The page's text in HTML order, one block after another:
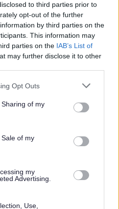
to third parties prior to
opt-out of the further
by third parties on the
This information may
parties on the IAB’s List of
may further disclose it to other
app uses one or more Google
behaviour. You may click to
and its third-party tags to
purposes in below Google
Opt Outs
of my
of my
my
Advertising.
Use,
fel gofalwr di-dâl a pha
i chi’ch hun.
ataliol, gwybodaeth,
i gyflawni’r canlyniadau
ofal a chymorth ar ofalwr di-dâl.
arnoch fel gofalwr di-dâl yn
lle mae’r person rydych yn
am eich rôl fel gofalwr